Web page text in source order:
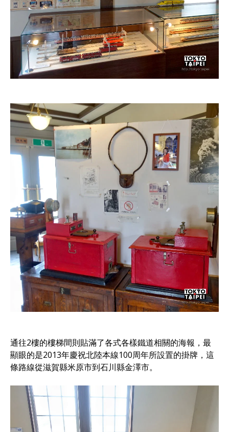
通往2樓的樓梯間則貼滿了各式各樣鐵道相關的海報，最
顯眼的是2013年慶祝北陸本線100周年所設置的掛牌，這
條路線從滋賀縣米原市到石川縣金澤市。